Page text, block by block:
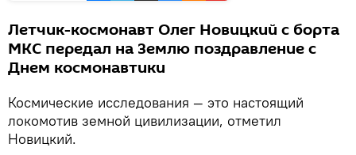
Летчик-космонавт Олег Новицкий с борта
МКС передал на Землю поздравление с
Днем космонавтики
Космические исследования — это настоящий
локомотив земной цивилизации, отметил
Новицкий.